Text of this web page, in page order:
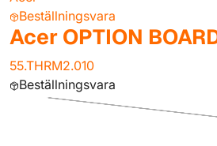
Beställningsvara
Acer OPTION
55.THRM2.010
Beställningsvara